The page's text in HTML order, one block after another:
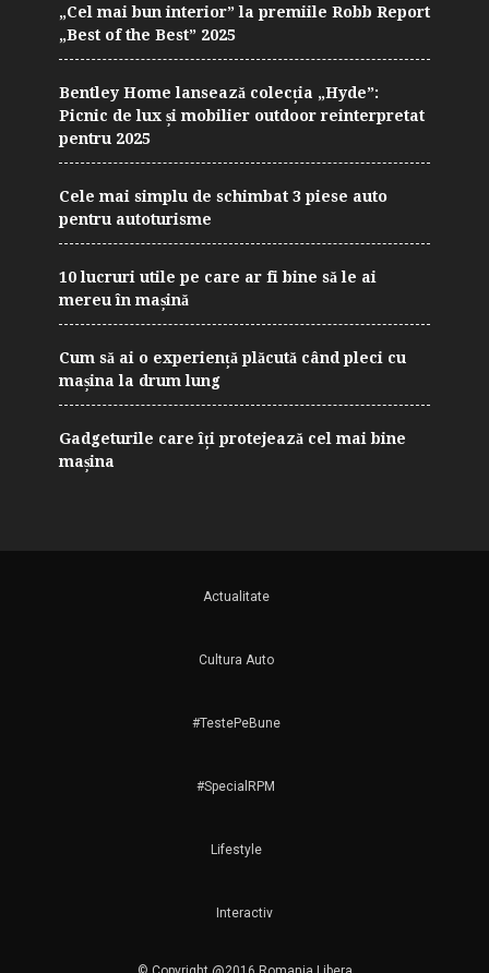
„Cel mai bun interior” la premiile Robb Report
„Best of the Best” 2025
Bentley Home lansează colecția „Hyde”:
Picnic de lux și mobilier outdoor reinterpretat
pentru 2025
Cele mai simplu de schimbat 3 piese auto
pentru autoturisme
10 lucruri utile pe care ar fi bine să le ai
mereu în mașină
Cum să ai o experiență plăcută când pleci cu
mașina la drum lung
Gadgeturile care îți protejează cel mai bine
mașina
Actualitate
Cultura Auto
#TestePeBune
#SpecialRPM
Lifestyle
Interactiv